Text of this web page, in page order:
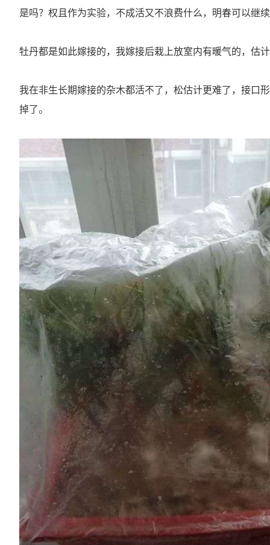
是吗？权且作为实验，不成活又不浪费什么，明春可以继
牡丹都是如此嫁接的，我嫁接后栽上放室内有暖气的，估
我在非生长期嫁接的杂木都活不了，松估计更难了，接口
掉了。